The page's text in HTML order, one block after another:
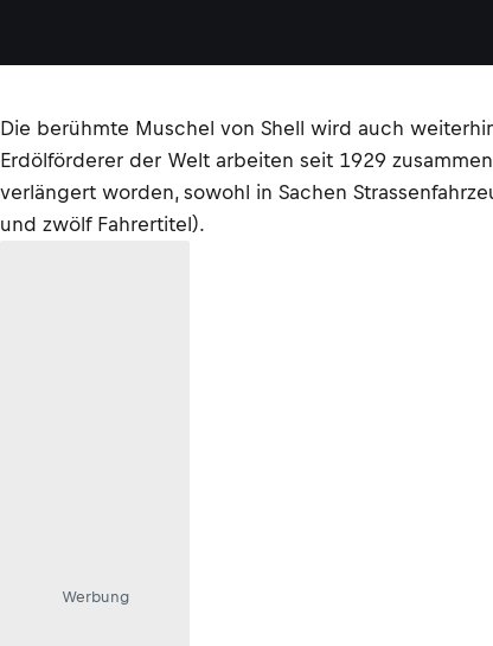
Die berühmte Muschel von Shell wird auch
Erdölförderer der Welt arbeiten seit 1929
verlängert worden, sowohl in Sachen
und zwölf Fahrertitel).
Werbung